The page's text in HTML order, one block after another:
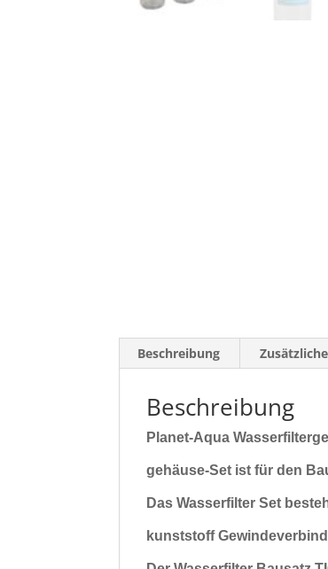
Beschreibung
Beschreibung
Planet-Aqua
gehäuse-Set ist für den
Das Wasserfilter Set
kunststoff